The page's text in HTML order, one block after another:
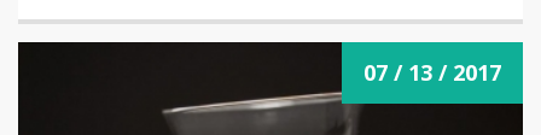
07 / 13 / 2017